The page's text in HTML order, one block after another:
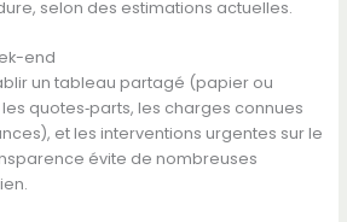
selon des estimations actuelles.
end
un tableau partagé (papier ou
quotes‑parts, les charges connues
et les interventions urgentes sur le
évite de nombreuses